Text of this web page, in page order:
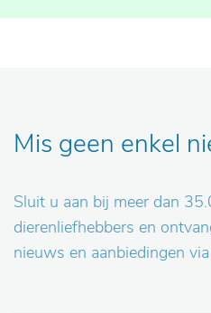
Mis geen enkel
Sluit u aan bij meer dan
dierenliefhebbers en
nieuws en aanbiedingen